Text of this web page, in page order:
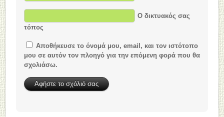
Ο δικτυακός σας
τόπος
Αποθήκευσε το όνομά μου, email, και τον ιστότοπο
μου σε αυτόν τον πλοηγό για την επόμενη φορά που θα
σχολιάσω.